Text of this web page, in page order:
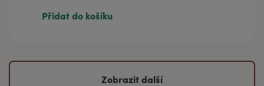
Přidat do košíku
Zobrazit další